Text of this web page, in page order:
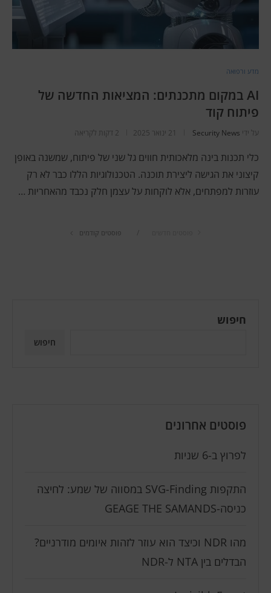
מדע ורפואה
AI במקום מתכנתים: המציאות החדשה של
פיתוח קוד
על ידי Security News 21 ינואר 2025 2 דקות לקריאה
כלי תכנות בינה מלאכותית חווים גל שני של פיתוח, שמשנה באופן
קיצוני את הגישה ליצירת תוכנה. הטכנולוגיות הללו כבר לא רק
עוזרות למפתחים, אלא לוקחות על עצמן חלק נכבד מהאחריות …
פוסטים קודמים
חיפוש
חיפוש
פוסטים אחרונים
לפרוץ ב-6 שניות
התקפות SVG-Finding במסווה של שמע: לחיצה
כניסה-GEAGE THE SAMANDS
מהו NDR וכיצד הוא עוזר לזהות איומים מודרניים?
הבדלים בין NTA ל-NDR